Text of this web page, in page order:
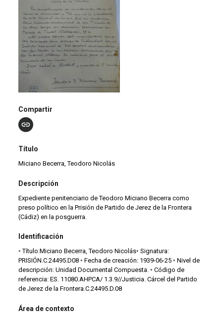
Compartir
Título
Miciano Becerra, Teodoro Nicolás
Descripción
Expediente penitenciario de Teodoro Miciano Becerra como
preso político en la Prisión de Partido de Jerez de la Frontera
(Cádiz) en la posguerra.
Identificación
◦ Título:Miciano Becerra, Teodoro Nicolás◦ Signatura:
PRISIÓN.C.24495.D08 ◦ Fecha de creación: 1939-06-25 ◦ Nivel de
descripción: Unidad Documental Compuesta. ◦ Código de
referencia: ES. 11080.AHPCA/ 1.3.9//Justicia. Cárcel del Partido
de Jerez de la Frontera.C.24495.D.08
Área de contexto